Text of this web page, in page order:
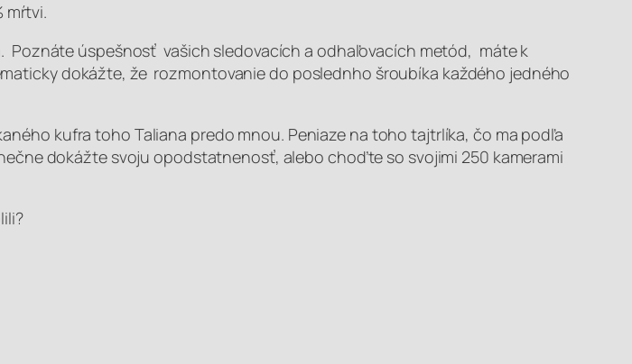
mŕtvi.
Poznáte úspešnosť vašich sledovacích a odhaľovacích metód, máte k
dokážte, že rozmontovanie do poslednho šroubíka každého jedného
kufra toho Taliana predo mnou. Peniaze na toho tajtrlíka, čo ma podľa
dokážte svoju opodstatnenosť, alebo choďte so svojimi 250 kamerami
?